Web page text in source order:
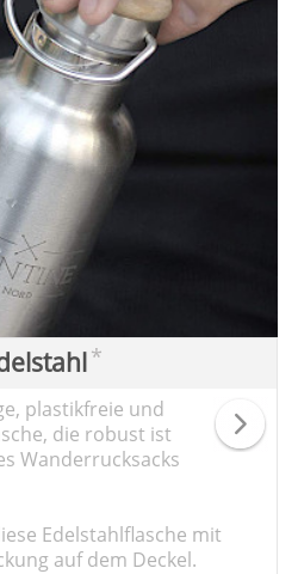
*
plastikfreie und
die robust ist
Wanderrucksacks
Edelstahlflasche mit
auf dem Deckel.